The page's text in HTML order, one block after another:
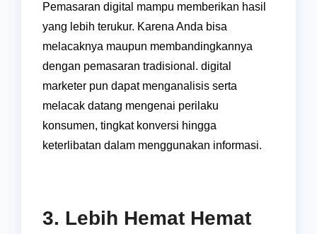
Pemasaran digital mampu memberikan hasil
yang lebih terukur. Karena Anda bisa
melacaknya maupun membandingkannya
dengan pemasaran tradisional. digital
marketer pun dapat menganalisis serta
melacak datang mengenai perilaku
konsumen, tingkat konversi hingga
keterlibatan dalam menggunakan informasi.
3. Lebih Hemat Hemat